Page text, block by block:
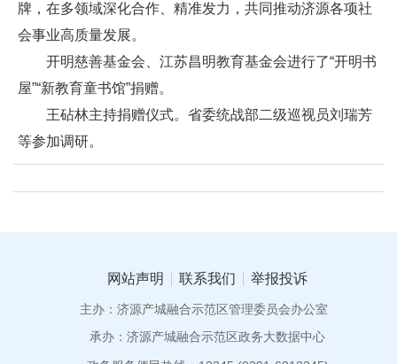
牌，在多领域深化合作、精准发力，共同推动济源各项社
会事业高质量发展。
开明慈善基金会、江苏昌明教育基金会进行了“开明书
屋”“新教育童书馆”捐赠。
王砧林主持捐赠仪式。省委统战部二级巡视员刘瑞芳
等参加调研。
网站声明 联系我们 举报投诉
主办：济源产城融合示范区管理委员会办公室
承办：济源产城融合示范区政务大数据中心